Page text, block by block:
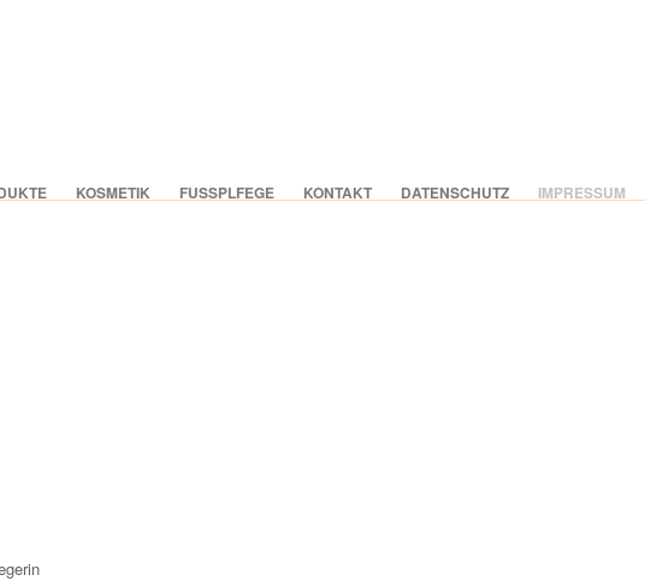
KOSMETIK FUSSPLFEGE KONTAKT DATENSCHUTZ IMPRESSUM